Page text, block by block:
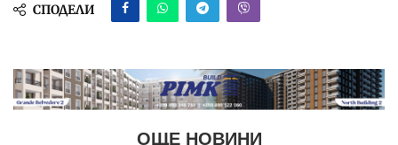
СПОДЕЛИ
ОЩЕ НОВИНИ